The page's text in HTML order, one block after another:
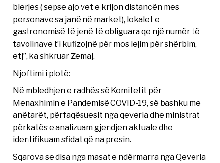
blerjes ( sepse ajo vet e krijon distancën mes
personave sa janë në market), lokalet e
gastronomisë të jenë të obliguara qe një numër të
tavolinave t’i kufizojnë për mos lejim për shërbim,
etj”, ka shkruar Zemaj.
Njoftimi i plotë:
Në mbledhjen e radhës së Komitetit për
Menaxhimin e Pandemisë COVID-19, së bashku me
anëtarët, përfaqësuesit nga qeveria dhe ministrat
përkatës e analizuam gjendjen aktuale dhe
identifikuam sfidat që na presin.
Sqarova se disa nga masat e ndërmarra nga Qeveria